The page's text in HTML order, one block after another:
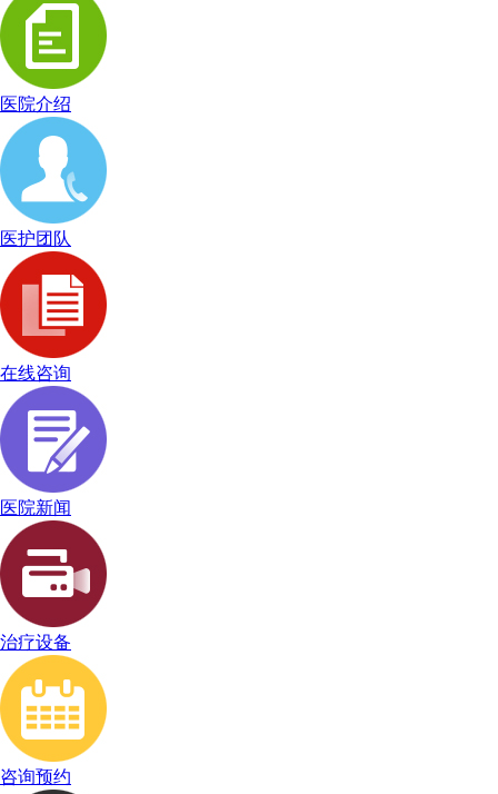
医院介绍
医护团队
在线咨询
医院新闻
治疗设备
咨询预约